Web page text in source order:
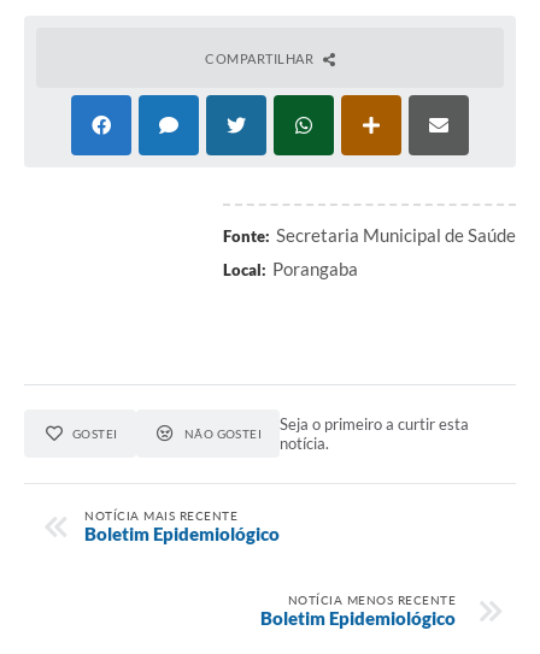
COMPARTILHAR
Fonte: Secretaria Municipal de Saúde
Local: Porangaba
GOSTEI NÃO GOSTEI
Seja o primeiro a curtir esta
notícia.
NOTÍCIA MAIS RECENTE
Boletim Epidemiológico
NOTÍCIA MENOS RECENTE
Boletim Epidemiológico